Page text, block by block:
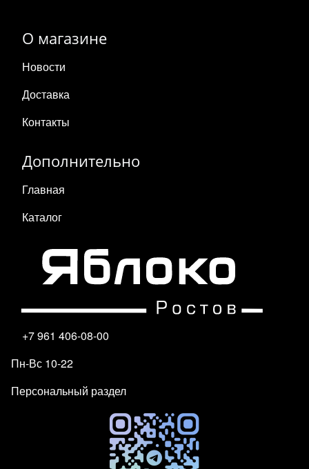
О магазине
Новости
Доставка
Контакты
Дополнительно
Главная
Каталог
+7 961 406-08-00
Пн-Вс 10-22
Персональный раздел